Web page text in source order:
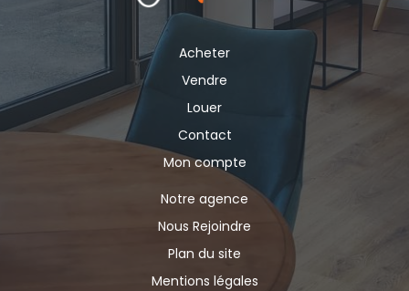
Acheter
Vendre
Louer
Contact
Mon compte
Notre agence
Nous Rejoindre
Plan du site
Mentions légales